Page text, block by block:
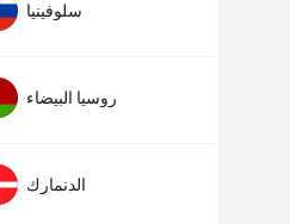
سلوفينيا
روسيا البيضاء
الدنمارك